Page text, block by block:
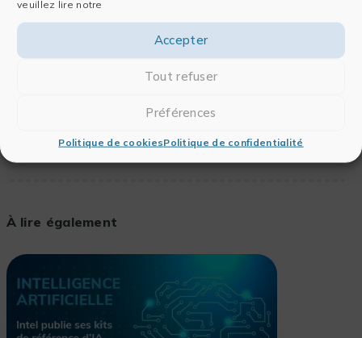
veuillez lire notre
Accepter
Tout refuser
Préférences
Politique de cookiesPolitique de confidentialité
Voir la vidéo
À lire également